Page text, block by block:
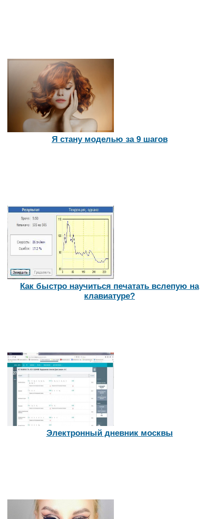
Я стану моделью за 9 шагов
Как быстро научиться печатать вслепую на
клавиатуре?
Электронный дневник москвы